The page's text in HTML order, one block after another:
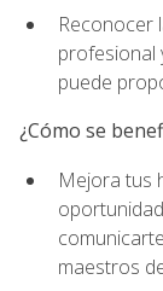
Reconocer
profesional
puede
¿Cómo se
Mejora tus
maestros